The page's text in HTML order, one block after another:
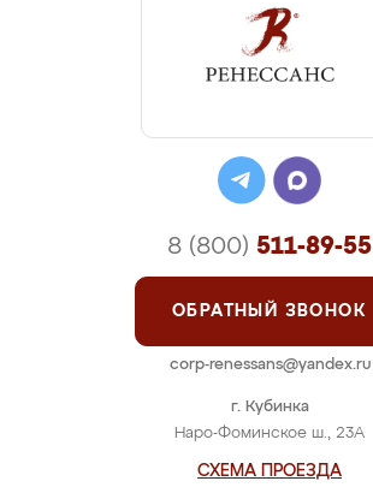
г. Кубинка
Наро-Фоминское ш., 23А
СХЕМА ПРОЕЗДА
8 (800) 511-89-55
ОБРАТНЫЙ ЗВОНОК
corp-renessans@yandex.ru